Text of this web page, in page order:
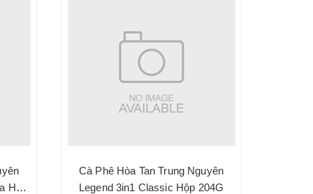
Hộp
Cà Phê Hòa Tan Trung Nguyên
Legend 3in1 Classic Hộp 204G